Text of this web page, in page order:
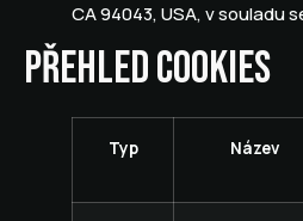
CA 94043, USA, v souladu
Přehled cookies
Typ Název